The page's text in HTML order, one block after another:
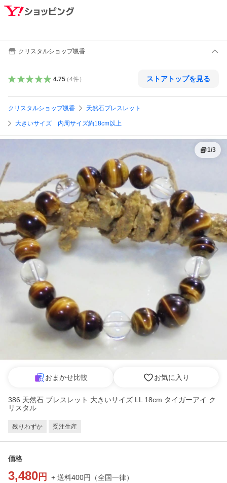
クリスタルショップ颯香
4.75（4件） ストアトップを見る
クリスタルショップ颯香 天然石ブレスレット
大きいサイズ 内周サイズ約18cm以上
1/3
おまかせ比較 お気に入り
386 天然石 ブレスレット 大きいサイズ LL 18cm タイガーアイ ク
リスタル
残りわずか 受注生産
価格
3,480 円 + 送料400円 （全国一律）